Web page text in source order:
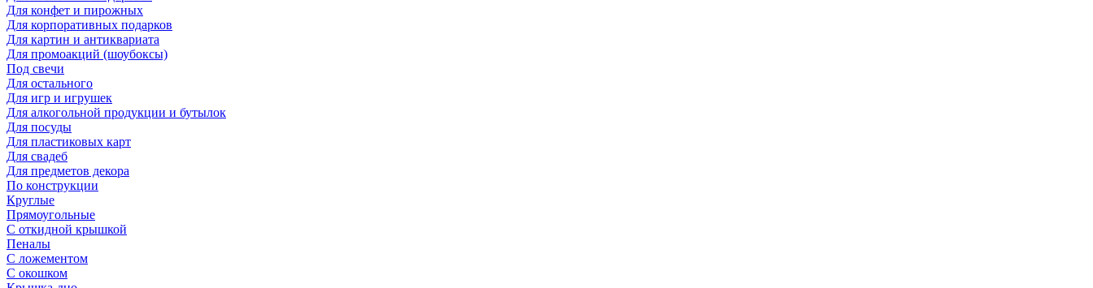
Для конфет и пирожных
Для корпоративных подарков
Для картин и антиквариата
Для промоакций (шоубоксы)
Под свечи
Для остального
Для игр и игрушек
Для алкогольной продукции и бутылок
Для посуды
Для пластиковых карт
Для свадеб
Для предметов декора
По конструкции
Круглые
Прямоугольные
С откидной крышкой
Пеналы
С ложементом
С окошком